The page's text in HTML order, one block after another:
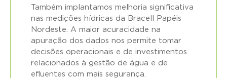
Também implantamos melhoria significativa
nas medições hídricas da Bracell Papéis
Nordeste. A maior acuracidade na
apuração dos dados nos permite tomar
decisões operacionais e de investimentos
relacionados à gestão de água e de
efluentes com mais segurança.